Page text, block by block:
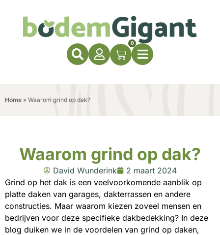
0
Home » Waarom grind op dak?
Waarom grind op dak?
David Wunderink
2 maart 2024
Grind op het dak is een veelvoorkomende aanblik op
platte daken van garages, dakterrassen en andere
constructies. Maar waarom kiezen zoveel mensen en
bedrijven voor deze specifieke dakbedekking? In deze
blog duiken we in de voordelen van grind op daken,